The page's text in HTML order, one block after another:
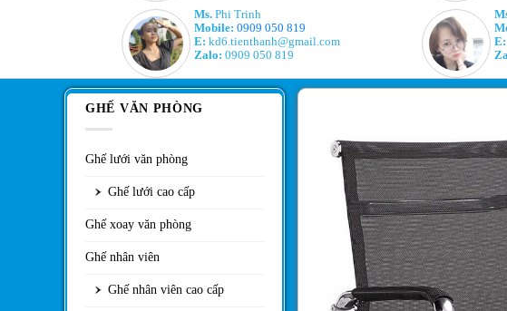
Ms. Phi Trinh
Mobile:0909 050 819
E: kd6.tienthanh@gmail.com
Zalo: 0909 050 819
E:
GHẾ VĂN PHÒNG
Ghế lưới văn phòng
Ghế lưới cao cấp
Ghế xoay văn phòng
Ghế nhân viên
Ghế nhân viên cao cấp